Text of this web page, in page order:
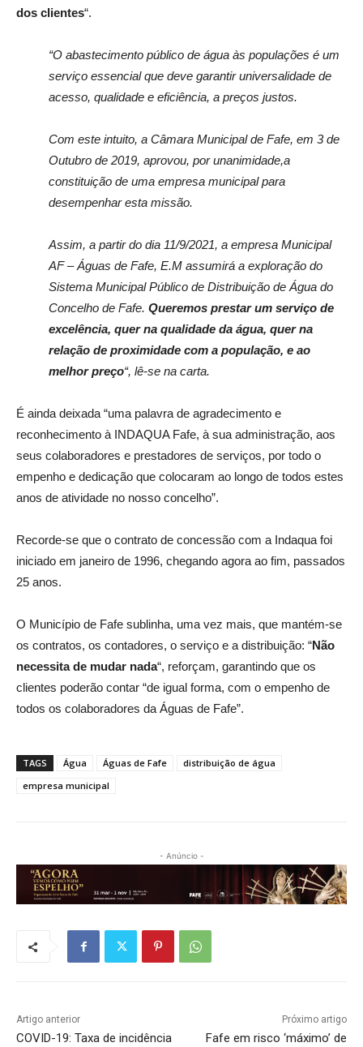
dos clientes“.
“O abastecimento público de água às populações é um
serviço essencial que deve garantir universalidade de
acesso, qualidade e eficiência, a preços justos.
Com este intuito, a Câmara Municipal de Fafe, em 3 de
Outubro de 2019, aprovou, por unanimidade,a
constituição de uma empresa municipal para
desempenhar esta missão.
Assim, a partir do dia 11/9/2021, a empresa Municipal
AF – Águas de Fafe, E.M assumirá a exploração do
Sistema Municipal Público de Distribuição de Água do
Concelho de Fafe. Queremos prestar um serviço de
excelência, quer na qualidade da água, quer na
relação de proximidade com a população, e ao
melhor preço“, lê-se na carta.
É ainda deixada “uma palavra de agradecimento e
reconhecimento à INDAQUA Fafe, à sua administração, aos
seus colaboradores e prestadores de serviços, por todo o
empenho e dedicação que colocaram ao longo de todos estes
anos de atividade no nosso concelho”.
Recorde-se que o contrato de concessão com a Indaqua foi
iniciado em janeiro de 1996, chegando agora ao fim, passados
25 anos.
O Município de Fafe sublinha, uma vez mais, que mantém-se
os contratos, os contadores, o serviço e a distribuição: “Não
necessita de mudar nada“, reforçam, garantindo que os
clientes poderão contar “de igual forma, com o empenho de
todos os colaboradores da Águas de Fafe”.
TAGS Água Águas de Fafe
distribuição de água
empresa municipal
- Anúncio -
Artigo anterior
COVID-19: Taxa de incidência
Próximo artigo
Fafe em risco ‘máximo’ de